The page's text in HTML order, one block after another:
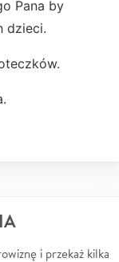
Pana by
dzieci.
i przekaż kilka